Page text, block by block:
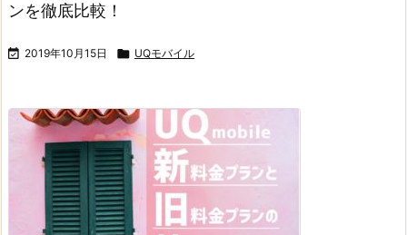
ンを徹底比較！
 2019年10月15日  UQモバイル